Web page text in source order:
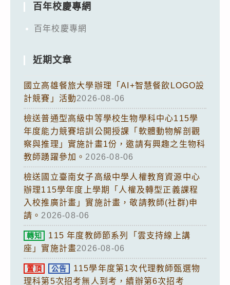
百年校慶專網
百年校慶專網
近期文章
國立高雄餐旅大學辦理「AI+智慧餐飲LOGO設
計競賽」活動2026-08-06
檢送普通型高級中等學校生物學科中心115學
年度能力競賽培訓公開授課「軟體動物解剖觀
察與推理」實施計畫1份，邀請有興趣之生物科
教師踴躍參加。 2026-08-06
檢送國立臺南女子高級中學人權教育資源中心
辦理115學年度上學期「人權及轉型正義課程
入校推廣計畫」實施計畫，敬請教師(社群)申
請。 2026-08-06
轉知
115 年度教師節系列「雲支持線上講
座」實施計畫2026-08-06
置頂 公告
115學年度第1次代理教師甄選物
理科第5次招考無人到考，續辦第6次招考